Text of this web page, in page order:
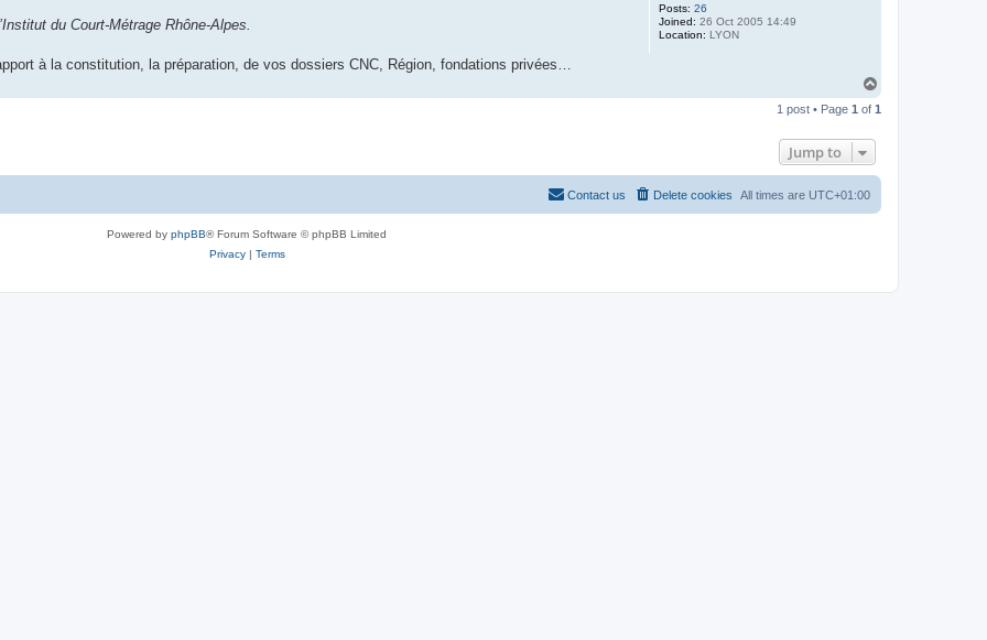
Posts: 26
Joined: 26 Oct 2005 14:49
Location: LYON
du Court-Métrage Rhône-Alpes.
à la constitution, la préparation, de vos dossiers CNC, Région, fondations privées…
p
1 post • Page 1 of 1
Jump to
All times are UTC+01:00
Delete cookies
Contact us
Powered by phpBB® Forum Software © phpBB Limited
Privacy| Terms